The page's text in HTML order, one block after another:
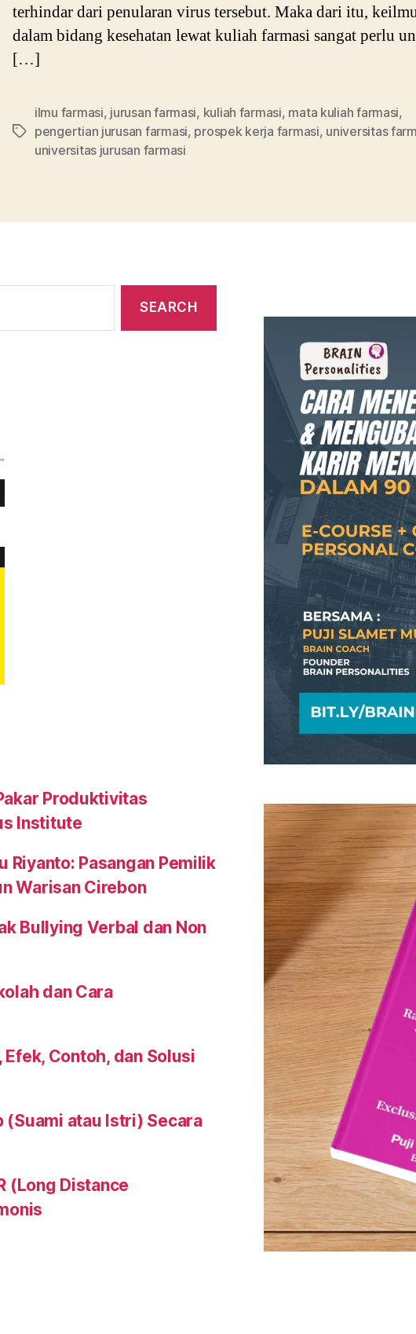
terhindar dari penularan virus tersebut. Maka dari itu,
dalam bidang kesehatan lewat kuliah farmasi sangat perlu
[…]
Tags
ilmu farmasi, jurusan farmasi, kuliah farmasi, mata kuliah farmasi,
pengertian jurusan farmasi, prospek kerja farmasi, universitas
universitas jurusan farmasi
Produktivitas
Institute
Riyanto: Pasangan Pemilik
Warisan Cirebon
Bullying Verbal dan Non
dan Cara
Contoh, dan Solusi
(Suami atau Istri) Secara
(Long Distance